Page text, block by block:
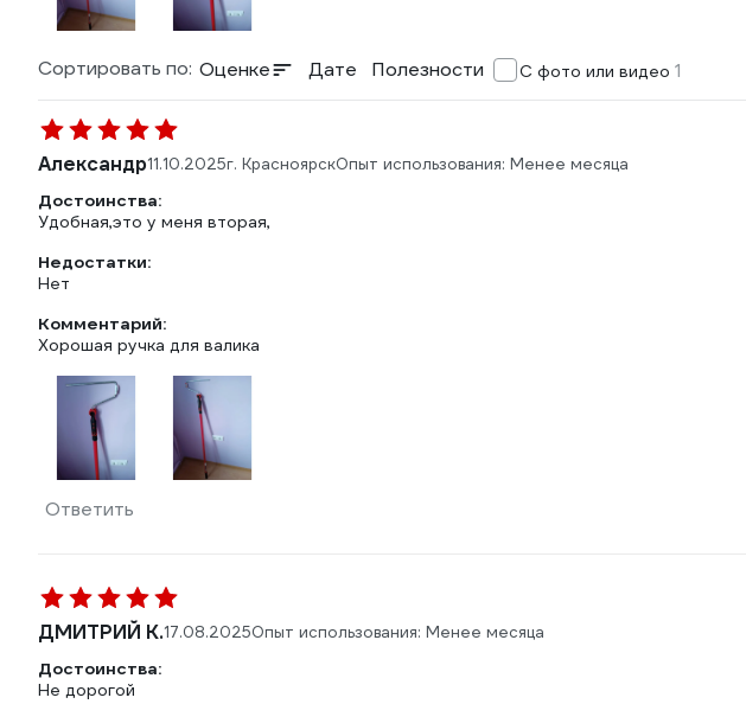
Сортировать по: Оценке Дате Полезности С фото или видео 1
Александр11.10.2025г. КрасноярскОпыт использования: Менее месяца
Достоинства:
Удобная,это у меня вторая,
Недостатки:
Нет
Комментарий:
Хорошая ручка для валика
Ответить
ДМИТРИЙ К.17.08.2025Опыт использования: Менее месяца
Достоинства:
Не дорогой